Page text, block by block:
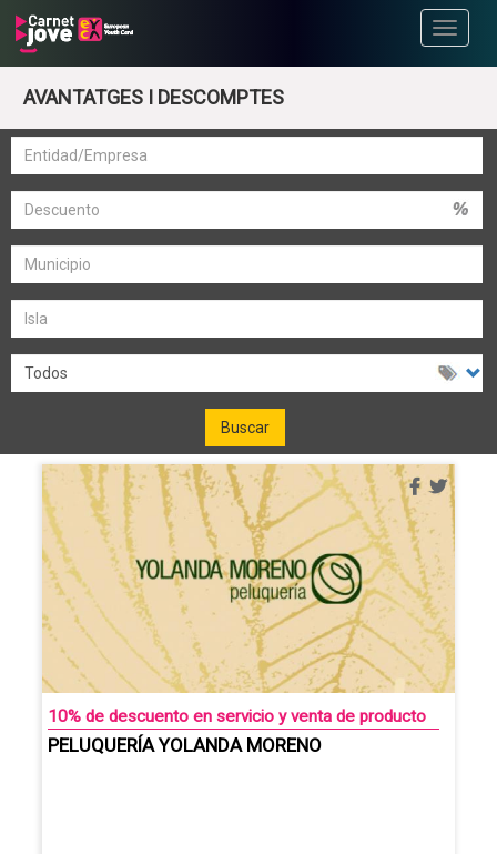
Toggle
AVANTATGES I DESCOMPTES
Buscar
10% de descuento en servicio y venta de producto
PELUQUERÍA YOLANDA MORENO